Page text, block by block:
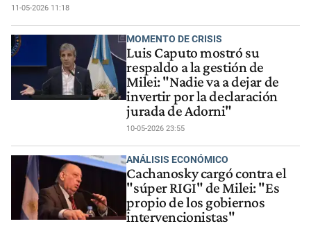
11-05-2026 11:18
MOMENTO DE CRISIS
Luis Caputo mostró su
respaldo a la gestión de
Milei: "Nadie va a dejar de
invertir por la declaración
jurada de Adorni"
10-05-2026 23:55
ANÁLISIS ECONÓMICO
Cachanosky cargó contra el
"súper RIGI" de Milei: "Es
propio de los gobiernos
intervencionistas"